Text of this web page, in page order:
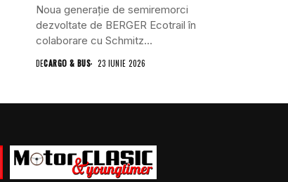
Noua generație de semiremorci
dezvoltate de BERGER Ecotrail în
colaborare cu Schmitz...
DECARGO & BUS 23 IUNIE 2026